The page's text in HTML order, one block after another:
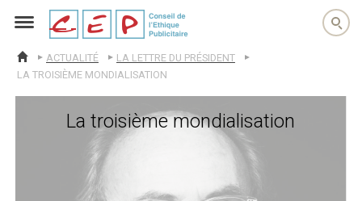
cep
ACCUEIL
ACTUALITÉ
LA LETTRE DU PRÉSIDENT
LA TROISIÈME MONDIALISATION
La troisième mondialisation